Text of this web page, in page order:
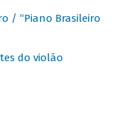
/ “Piano Brasileiro
do violão